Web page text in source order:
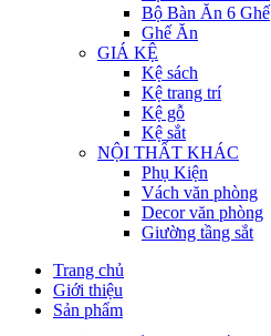
Bộ Bàn Ăn 6 Ghế
Ghế Ăn
GIÁ KỆ
Kệ sách
Kệ trang trí
Kệ gỗ
Kệ sắt
NỘI THẤT KHÁC
Phụ Kiện
Vách văn phòng
Decor văn phòng
Giường tầng sắt
Trang chủ
Giới thiệu
Sản phẩm